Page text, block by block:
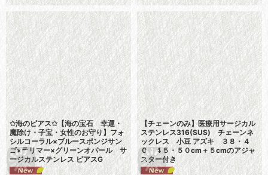
✩海のピアス✩【海の宝石 幸運・
魔除け・子宝・女性のお守り】フォ
シルコーラル×ブルースポンジサン
ゴ×ラリマー×グリーンオパール サ
ージカルステンレス ピアスG
【チェーンのみ】医療用サージカル
ステンレス316(SUS) チェーンネ
ックレス 小豆 アズキ ３８・４
０・４５・５０cm＋５cmのアジャ
スター付き